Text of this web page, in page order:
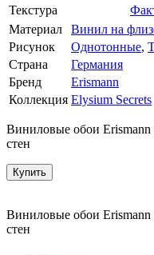
Текстура
Материал
Винил на
Рисунок
Однотонные,
Страна
Германия
Бренд
Erismann
Коллекция Elysium Secrets
Виниловые обои Erismann
стен
Купить
Виниловые обои Erismann
стен